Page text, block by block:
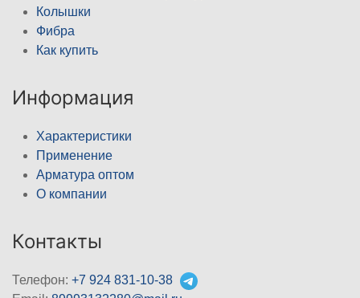
Колышки
Фибра
Как купить
Информация
Характеристики
Применение
Арматура оптом
О компании
Контакты
Телефон: +7 924 831-10-38